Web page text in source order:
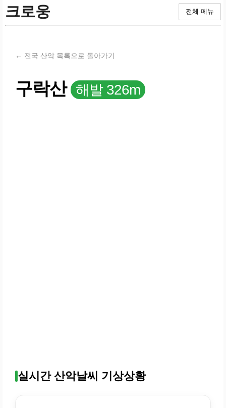
크로웅 전체 메뉴
← 전국 산악 목록으로 돌아가기
구락산 해발 326m
실시간 산악날씨 기상상황